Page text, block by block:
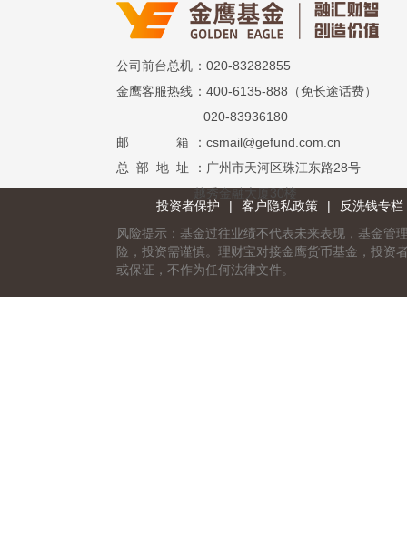
公司前台总机 ：020-83282855
金鹰客服热线 ：400-6135-888（免长途话费）
020-83936180
邮 箱
：csmail@gefund.com.cn
总 部 地 址
：广州市天河区珠江东路28号
越秀金融大厦30楼
投资者保护
| 客户隐私政策 |
反洗钱专栏
风险提示：基金过往业绩不代表未来表现，基金管
险，投资需谨慎。理财宝对接金鹰货币基金，投资
或保证，不作为任何法律文件。